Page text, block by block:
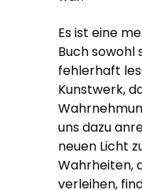
Es ist eine
Buch sowohl
fehlerhaft
Kunstwerk,
uns dazu
neuen Licht
Wahrheiten,
verleihen,